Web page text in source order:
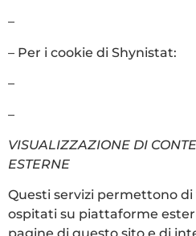
–
– Per i cookie di Shynistat:
–
–
VISUALIZZAZIONE DI
ESTERNE
Questi servizi permettono
ospitati su piattaforme